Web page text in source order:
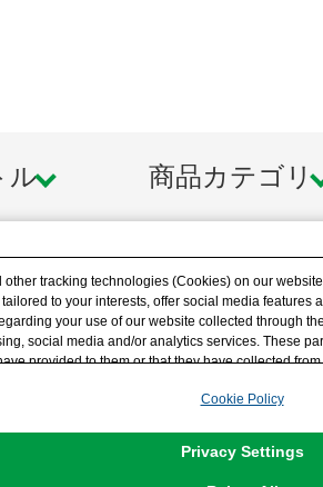
ル 商品カテゴリ
other tracking technologies (Cookies) on our
to your interests, offer social media features
your use of our website collected through
social media and/or analytics services. These
provided to them or that they have collected
except for Strictly Necessary Cookies, please
consent or rejection settings at any time via
Cookie Policy
Privacy Settings